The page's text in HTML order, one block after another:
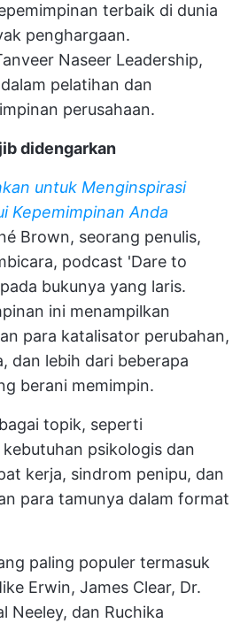
terbaik di dunia
penghargaan.
Naseer Leadership,
pelatihan dan
perusahaan.
didengarkan
untuk Menginspirasi
Kepemimpinan Anda
Brown, seorang penulis,
podcast 'Dare to
bukunya yang laris.
ini menampilkan
para katalisator perubahan,
dan lebih dari beberapa
berani memimpin.
topik, seperti
psikologis dan
kerja, sindrom penipu, dan
para tamunya dalam format
paling populer termasuk
Erwin, James Clear, Dr.
Neeley, dan Ruchika